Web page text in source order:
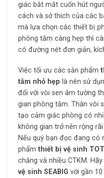
giác bắt mắt cuốn hút
cách và sở thích của các
mà lựa chọn các thiết bị
phòng tắm càng hẹp thì
có đường nét đơn giản,
Việc tối ưu các sản phẩm
tắm nhỏ hẹp là nên sử
đối với vòi sen âm tường
gian phòng tắm. Thân vòi
tạo cảm giác phòng có
không gian trở nên rộng rãi
Nếu quý bạn đọc đang có
phẩm thiết bị vệ sinh
chăng và nhiều CTKM.
vệ sinh SEABIG với gần